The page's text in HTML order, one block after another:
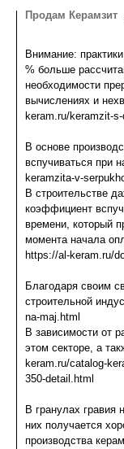
Продам Керамзит
Внимание:
% больше
необходимости
вычислениях и
keram.ru/keramzit-
В основе
вспучиваться при
keramzita-v-
В строительстве
коэффициент
времени, который
момента начала
https://al-keram.ru/
Благодаря своим
строительной
na-maj.html
В зависимости от
этом секторе, а
keram.ru/catalog-
350-detail.html
В гранулах гравия
них получается
производства